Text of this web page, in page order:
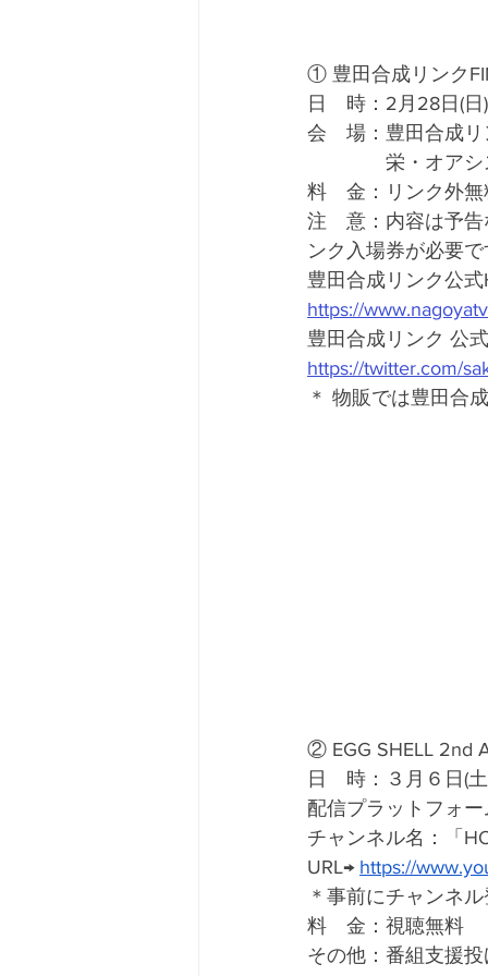
① 豊田合成リンク
日　時：2月28日(日
会　場：豊田合成
栄・オアシス21
料　金：リンク外
注　意：内容は予
ンク入場券が必要で
豊田合成リンク公式
https://
豊田合成リンク 公
https://twitter.com/
＊ 物販では豊田合
② EGG SHELL 2nd
日　時：３月６日(
配信プラットフォ
チャンネル名：「
URL→ https://
＊事前にチャンネ
料　金：視聴無料
その他：番組支援投